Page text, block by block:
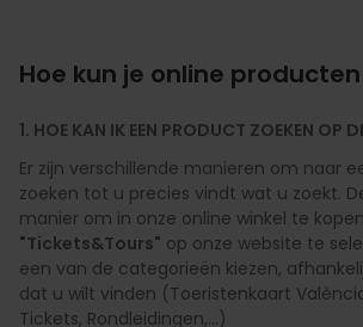
Hoe kun je online
1. HOE KAN IK EEN PRODUCT ZOEKEN OP
Er zijn verschillende manieren om naar
zoeken tot u precies vindt wat u zoekt.
manier om in onze online winkel te
"Tickets&Tours" op onze website te
een van de categorieën kiezen,
dat u wilt vinden (Toeristenkaart
Tickets, Rondleidingen,...)